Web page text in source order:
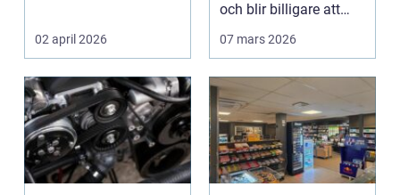
02 april 2026
och blir billigare att
äga. I ...
07 mars 2026